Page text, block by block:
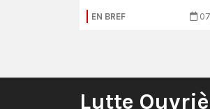
EN BREF
Lutte